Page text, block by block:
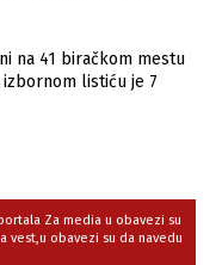
na 41 biračkom mestu
izbornom listiću je 7
Za media u obavezi su
vest,u obavezi su da navedu